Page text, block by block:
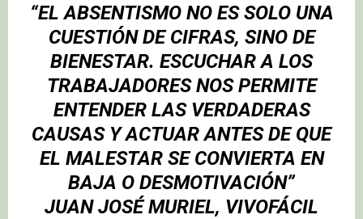
“EL ABSENTISMO NO ES SOLO UNA
CUESTIÓN DE CIFRAS, SINO DE
BIENESTAR. ESCUCHAR A LOS
TRABAJADORES NOS PERMITE
ENTENDER LAS VERDADERAS
CAUSAS Y ACTUAR ANTES DE QUE
EL MALESTAR SE CONVIERTA EN
BAJA O DESMOTIVACIÓN”
JUAN JOSÉ MURIEL, VIVOFÁCIL